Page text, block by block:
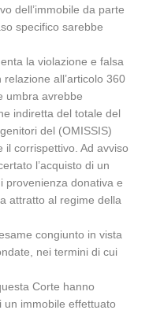
dell’immobile da parte
specifico sarebbe
la violazione e falsa
all’articolo 360
umbra avrebbe
indiretta del totale del
del (OMISSIS)
corrispettivo. Ad avviso
l’acquisto di un
provenienza donativa e
attratto al regime della
congiunto in vista
nei termini di cui
Corte hanno
un immobile effettuato